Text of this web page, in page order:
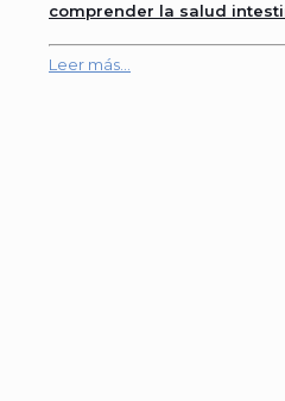
comprender la salud
Leer más...